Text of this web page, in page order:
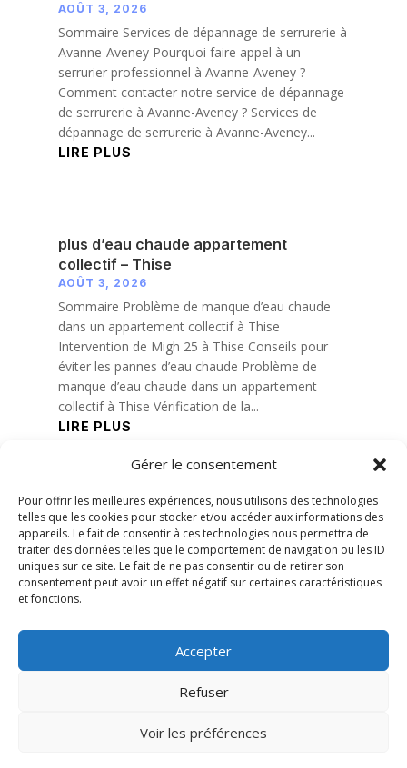
Gérer le consentement
Pour offrir les meilleures expériences, nous utilisons des technologies
telles que les cookies pour stocker et/ou accéder aux informations des
appareils. Le fait de consentir à ces technologies nous permettra de
traiter des données telles que le comportement de navigation ou les ID
uniques sur ce site. Le fait de ne pas consentir ou de retirer son
consentement peut avoir un effet négatif sur certaines caractéristiques
et fonctions.
Accepter
Refuser
Voir les préférences
AOÛT 3, 2026
Sommaire Services de dépannage de serrurerie à
Avanne-Aveney Pourquoi faire appel à un
serrurier professionnel à Avanne-Aveney ?
Comment contacter notre service de dépannage
de serrurerie à Avanne-Aveney ? Services de
dépannage de serrurerie à Avanne-Aveney...
LIRE PLUS
plus d’eau chaude appartement
collectif – Thise
AOÛT 3, 2026
Sommaire Problème de manque d’eau chaude
dans un appartement collectif à Thise
Intervention de Migh 25 à Thise Conseils pour
éviter les pannes d’eau chaude Problème de
manque d’eau chaude dans un appartement
collectif à Thise Vérification de la...
LIRE PLUS
« Entrées précédentes
© 2026 M Development–Mentions légales